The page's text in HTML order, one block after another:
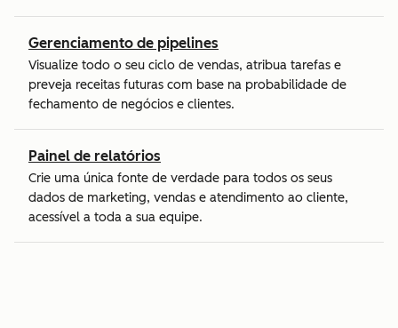
Gerenciamento de pipelines
Visualize todo o seu ciclo de vendas, atribua tarefas e
preveja receitas futuras com base na probabilidade de
fechamento de negócios e clientes.
Painel de relatórios
Crie uma única fonte de verdade para todos os seus
dados de marketing, vendas e atendimento ao cliente,
acessível a toda a sua equipe.